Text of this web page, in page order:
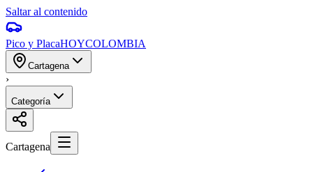
Saltar al contenido
Pico y PlacaHOYCOLOMBIA
Cartagena
›
Categoría
Cartagena